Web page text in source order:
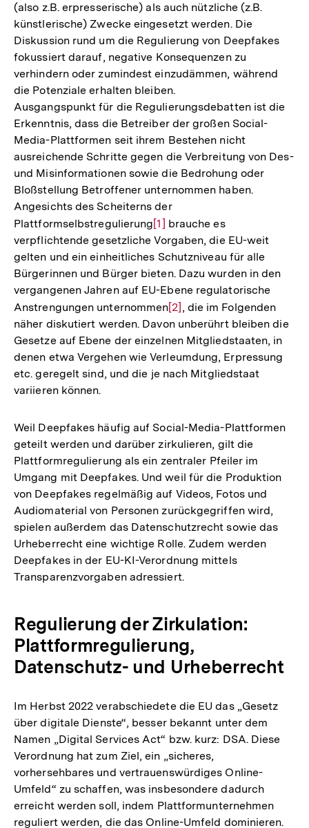
(also z.B. erpresserische) als auch nützliche (z.B.
künstlerische) Zwecke eingesetzt werden. Die
Diskussion rund um die Regulierung von Deepfakes
fokussiert darauf, negative Konsequenzen zu
verhindern oder zumindest einzudämmen, während
die Potenziale erhalten bleiben.
Ausgangspunkt für die Regulierungsdebatten ist die
Erkenntnis, dass die Betreiber der großen Social-
Media-Plattformen seit ihrem Bestehen nicht
ausreichende Schritte gegen die Verbreitung von Des-
und Misinformationen sowie die Bedrohung oder
Bloßstellung Betroffener unternommen haben.
Angesichts des Scheiterns der
Plattformselbstregulierung Zur
Auflösung
der
Fußnote
[1] brauche es
verpflichtende gesetzliche Vorgaben, die EU-weit
gelten und ein einheitliches Schutzniveau für alle
Bürgerinnen und Bürger bieten. Dazu wurden in den
vergangenen Jahren auf EU-Ebene regulatorische
Anstrengungen unternommenZur
Auflösung
der
Fußnote
[2] , die im Folgenden
näher diskutiert werden. Davon unberührt bleiben die
Gesetze auf Ebene der einzelnen Mitgliedstaaten, in
denen etwa Vergehen wie Verleumdung, Erpressung
etc. geregelt sind, und die je nach Mitgliedstaat
variieren können.
Weil Deepfakes häufig auf Social-Media-Plattformen
geteilt werden und darüber zirkulieren, gilt die
Plattformregulierung als ein zentraler Pfeiler im
Umgang mit Deepfakes. Und weil für die Produktion
von Deepfakes regelmäßig auf Videos, Fotos und
Audiomaterial von Personen zurückgegriffen wird,
spielen außerdem das Datenschutzrecht sowie das
Urheberrecht eine wichtige Rolle. Zudem werden
Deepfakes in der EU-KI-Verordnung mittels
Transparenzvorgaben adressiert.
Regulierung der Zirkulation:
Plattformregulierung,
Datenschutz- und Urheberrecht
Im Herbst 2022 verabschiedete die EU das „Gesetz
über digitale Dienste“, besser bekannt unter dem
Namen „Digital Services Act“ bzw. kurz: DSA. Diese
Verordnung hat zum Ziel, ein „sicheres,
vorhersehbares und vertrauenswürdiges Online-
Umfeld“ zu schaffen, was insbesondere dadurch
erreicht werden soll, indem Plattformunternehmen
reguliert werden, die das Online-Umfeld dominieren.